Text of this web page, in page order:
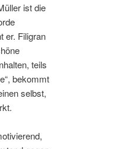
ist die
er. Filigran
teils
bekommt
selbst,